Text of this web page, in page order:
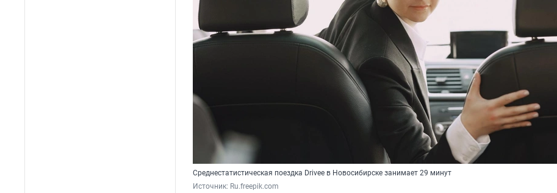
Среднестатистическая поездка Drivee в Новосибирске занимает 29 минут
Источник: Ru.freepik.com